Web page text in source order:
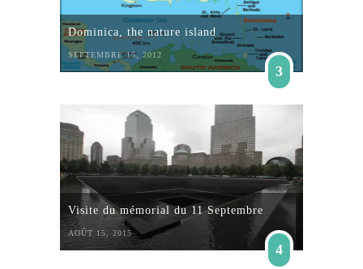
Dominica, the nature island
SEPTEMBRE 15, 2012
3
Visite du mémorial du 11 Septembre
AOÛT 15, 2015
4